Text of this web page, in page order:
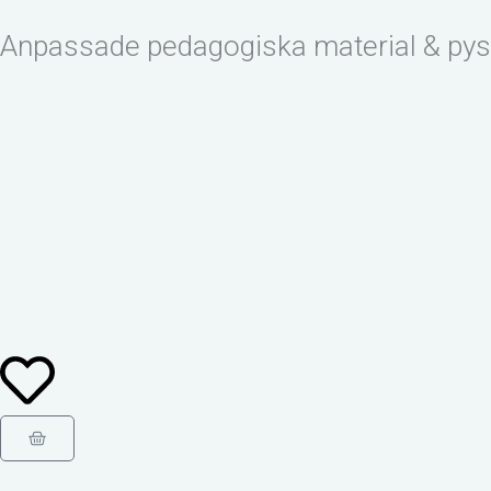
till
innehåll
Anpassade pedagogiska material &
Varukorg